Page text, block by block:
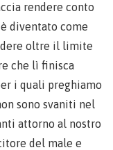
rendere conto
diventato come
oltre il limite
che lì finisca
i quali preghiamo
sono svaniti nel
attorno al nostro
del male e